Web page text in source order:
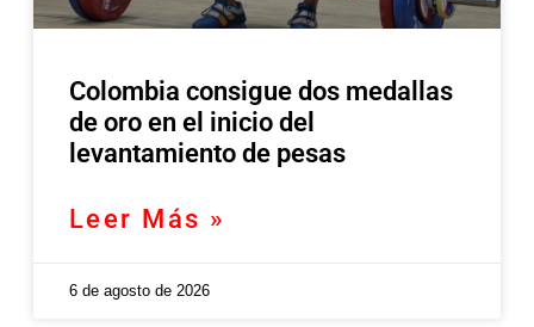
Colombia consigue dos medallas
de oro en el inicio del
levantamiento de pesas
Leer Más »
6 de agosto de 2026